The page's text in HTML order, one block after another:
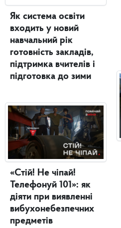
Як система освіти
входить у новий
навчальний рік
готовність закладів,
підтримка вчителів і
підготовка до зими
«Стій! Не чіпай!
Телефонуй 101»: як
діяти при виявленні
вибухонебезпечних
предметів